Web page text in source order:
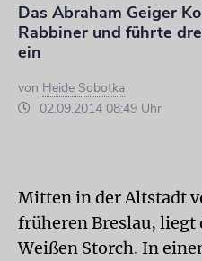
Das Abraham Geiger
Rabbiner und führte
ein
von Heide Sobotka
02.09.2014 08:49 Uhr
Mitten in der Altstadt
früheren Breslau, liegt
Weißen Storch. In